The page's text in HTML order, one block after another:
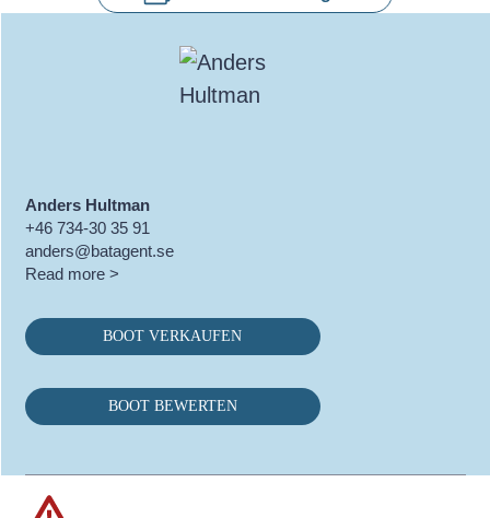
Anders Hultman
+46 734-30 35 91
anders@batagent.se
Read more >
BOOT VERKAUFEN
BOOT BEWERTEN